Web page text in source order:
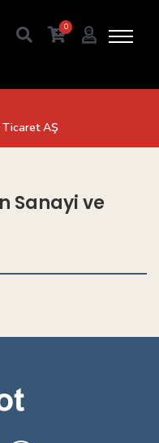
0
Ticaret AŞ
Sanayi ve